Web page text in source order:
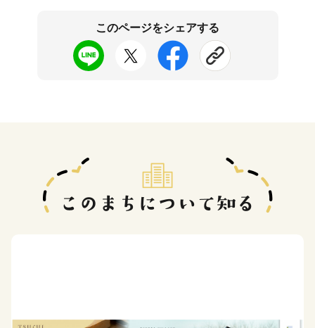
このページをシェアする